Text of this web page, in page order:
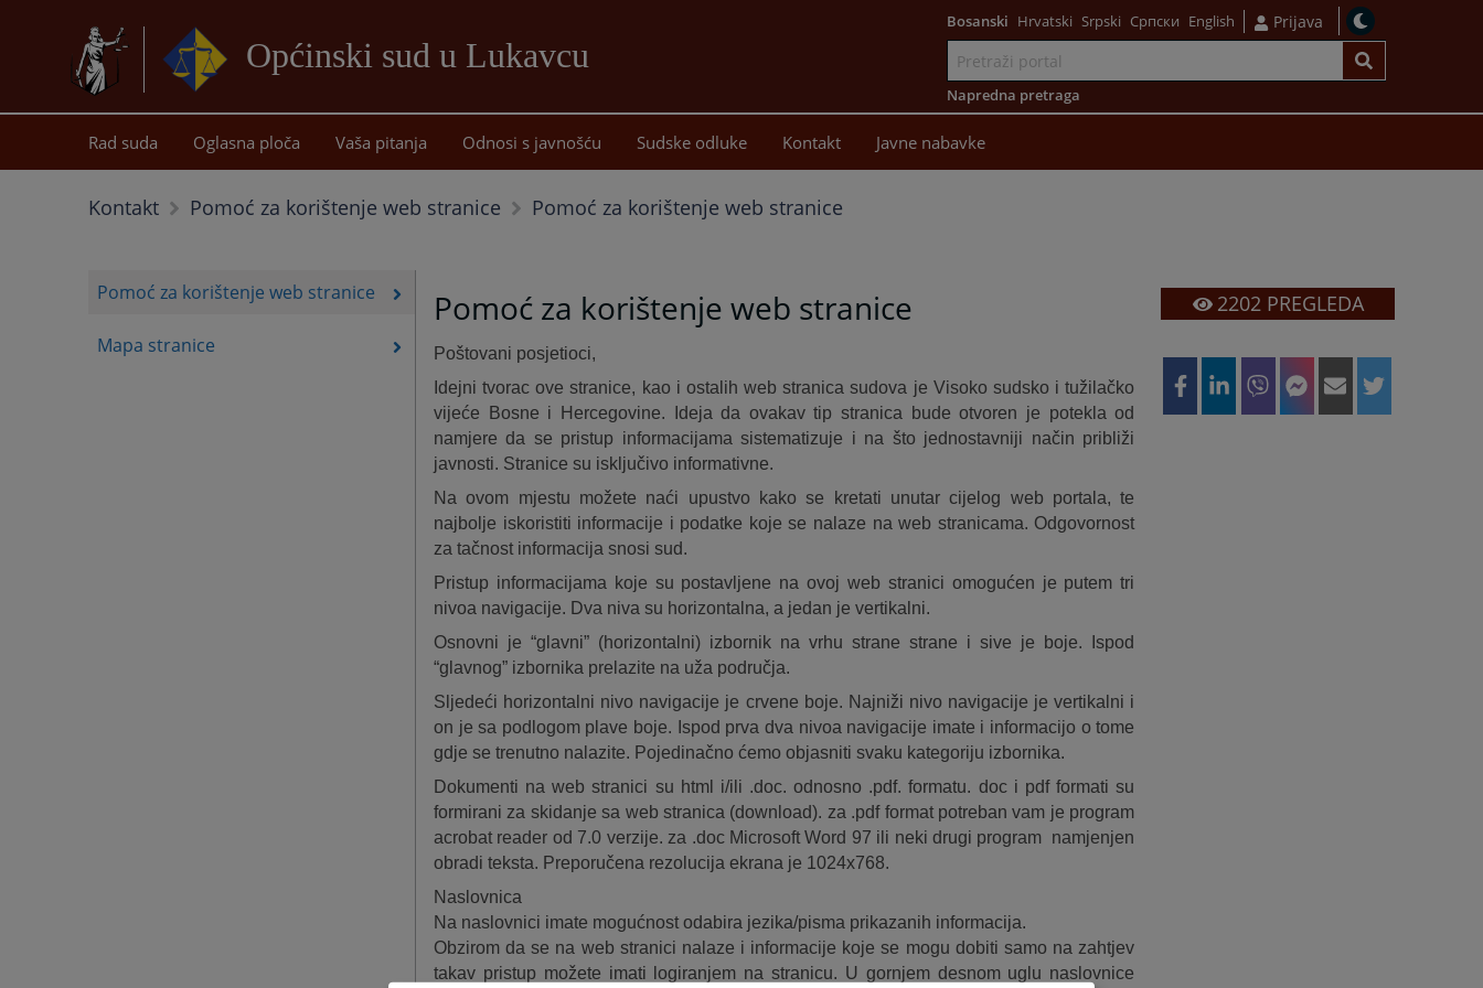
Općinski sud u Lukavcu
sadržaj
Bosanski Hrvatski Srpski Српски English Prijava
Napredna pretraga
Rad suda Oglasna ploča Vaša pitanja Odnosi s javnošću Sudske odluke Kontakt Javne nabavke
Kontakt Pomoć za korištenje web stranice Pomoć za korištenje web stranice
Pomoć za korištenje web stranice
Mapa stranice
Pomoć za korištenje web stranice
Poštovani posjetioci,
Idejni tvorac ove stranice, kao i ostalih web stranica sudova je Visoko sudsko i tužilačko
vijeće Bosne i Hercegovine. Ideja da ovakav tip stranica bude otvoren je potekla od
namjere da se pristup informacijama sistematizuje i na što jednostavniji način približi
javnosti. Stranice su isključivo informativne.
Na ovom mjestu možete naći upustvo kako se kretati unutar cijelog web portala, te
najbolje iskoristiti informacije i podatke koje se nalaze na web stranicama. Odgovornost
za tačnost informacija snosi sud.
Pristup informacijama koje su postavljene na ovoj web stranici omogućen je putem tri
nivoa navigacije. Dva niva su horizontalna, a jedan je vertikalni.
Osnovni je “glavni” (horizontalni) izbornik na vrhu strane strane i sive je boje. Ispod
“glavnog” izbornika prelazite na uža područja.
Sljedeći horizontalni nivo navigacije je crvene boje. Najniži nivo navigacije je vertikalni i
on je sa podlogom plave boje. Ispod prva dva nivoa navigacije imate i informacijo o tome
gdje se trenutno nalazite. Pojedinačno ćemo objasniti svaku kategoriju izbornika.
Dokumenti na web stranici su html i/ili .doc. odnosno .pdf. formatu. doc i pdf formati su
formirani za skidanje sa web stranica (download). za .pdf format potreban vam je program
acrobat reader od 7.0 verzije. za .doc Microsoft Word 97 ili neki drugi program namjenjen
obradi teksta. Preporučena rezolucija ekrana je 1024x768.
Naslovnica
Na naslovnici imate mogućnost odabira jezika/pisma prikazanih informacija.
Obzirom da se na web stranici nalaze i informacije koje se mogu dobiti samo na zahtjev
takav pristup možete imati logiranjem na stranicu. U gornjem desnom uglu naslovnice
2202PREGLEDA